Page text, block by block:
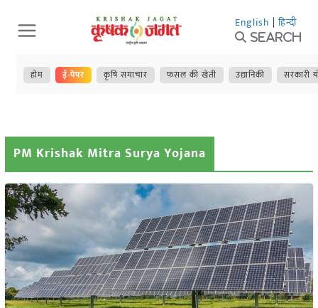
Skip
to
content
English | हिन्दी
Search
होम ई-पेपर कृषि समाचार फसल की खेती उद्यानिकी सरकारी
PM Krishak Mitra Surya Yojana